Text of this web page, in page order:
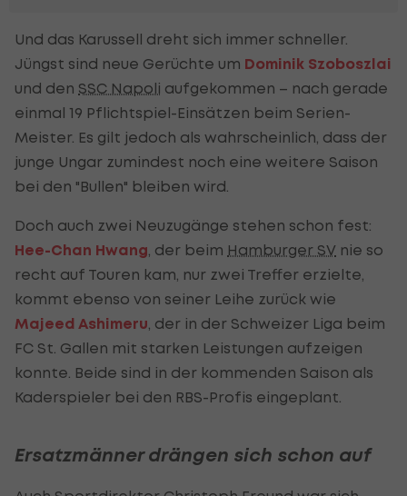
Und das Karussell dreht sich immer schneller.
Jüngst sind neue Gerüchte um Dominik Szoboszlai
und den SSC Napoli aufgekommen – nach gerade
einmal 19 Pflichtspiel-Einsätzen beim Serien-
Meister. Es gilt jedoch als wahrscheinlich, dass der
junge Ungar zumindest noch eine weitere Saison
bei den "Bullen" bleiben wird.
Doch auch zwei Neuzugänge stehen schon fest:
Hee-Chan Hwang, der beim Hamburger SV nie so
recht auf Touren kam, nur zwei Treffer erzielte,
kommt ebenso von seiner Leihe zurück wie
Majeed Ashimeru, der in der Schweizer Liga beim
FC St. Gallen mit starken Leistungen aufzeigen
konnte. Beide sind in der kommenden Saison als
Kaderspieler bei den RBS-Profis eingeplant.
Ersatzmänner drängen sich schon auf